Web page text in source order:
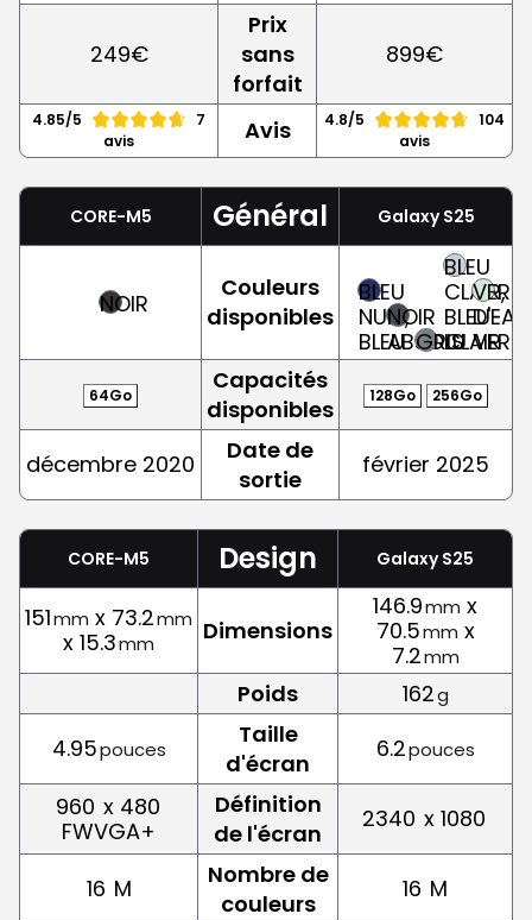
249€
Prix
sans
forfait
899€
4.85/5
7
avis
Avis 4.8/5
104
avis
CORE-M5 Général Galaxy S25
NOIR
Couleurs
disponibles
BLEU
NUIT,
BLEU
NOIR
ABSOLU
GRIS
BLEU
CLAIR,
BLEU-
CLAIR
VERT
VERT
64Go
Capacités
disponibles
128Go 256Go
décembre 2020
Date de
sortie
février 2025
CORE-M5 Design Galaxy S25
151mm x 73.2mm
x 15.3mm Dimensions
146.9mm x
70.5mm x
7.2mm
Poids 162g
4.95pouces
Taille
d'écran
6.2pouces
960 x 480
FWVGA+
Définition
de l'écran
2340 x 1080
16 M
Nombre de
couleurs
16 M